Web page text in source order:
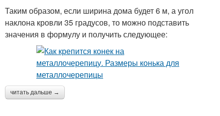
Таким образом, если ширина дома будет 6 м, а угол
наклона кровли 35 градусов, то можно подставить
значения в формулу и получить следующее:
читать дальше →